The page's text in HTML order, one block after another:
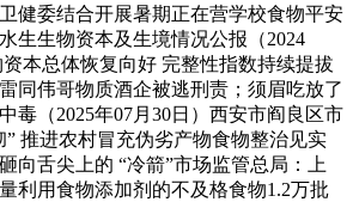
健委结合开展暑期正在营学校食物平安
生生物资本及生境情况公报（2024
本总体恢复向好 完整性指数持续提拔
同伟哥物质酒企被逃刑责；须眉吃放了
毒（2025年07月30日）西安市阎良区市
” 推进农村冒充伪劣产物食物整治见实
向舌尖上的 “冷箭”市场监管总局：上
利用食物添加剂的不及格食物1.2万批